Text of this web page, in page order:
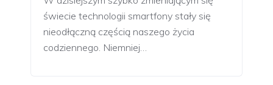
świecie technologii smartfony stały się
nieodłączną częścią naszego życia
codziennego. Niemniej…